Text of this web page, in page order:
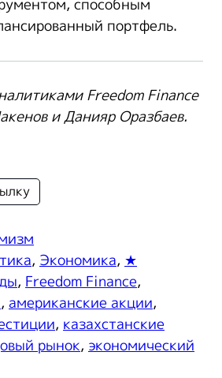
способным
портфель.
Freedom Finance
и Данияр Оразбаев.
, Экономика, ★
, Freedom Finance,
, американские акции,
, казахстанские
рынок, экономический